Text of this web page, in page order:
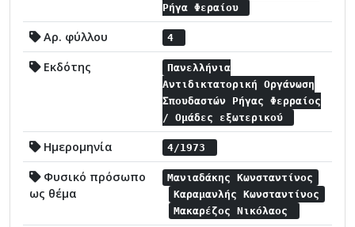
Ρήγα Φεραίου
Αρ. φύλλου 4
Εκδότης
Πανελλήνια
Αντιδικτατορική Οργάνωση
Σπουδαστών Ρήγας Φερραίος
/ Ομάδες εξωτερικού
Ημερομηνία 4/1973
Φυσικό πρόσωπο
ως θέμα
Μανιαδάκης Κωνσταντίνος
Καραμανλής Κωνσταντίνος
Μακαρέζος Νικόλαος